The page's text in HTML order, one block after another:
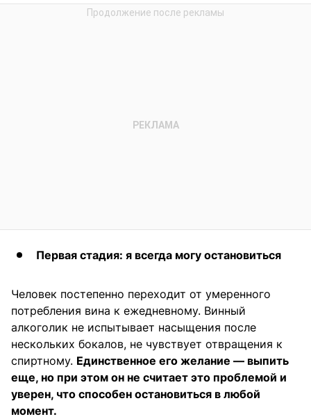
Первая стадия: я всегда могу остановиться
Человек постепенно переходит от умеренного
потребления вина к ежедневному. Винный
алкоголик не испытывает насыщения после
нескольких бокалов, не чувствует отвращения к
спиртному. Единственное его желание — выпить
еще, но при этом он не считает это проблемой и
уверен, что способен остановиться в любой
момент.